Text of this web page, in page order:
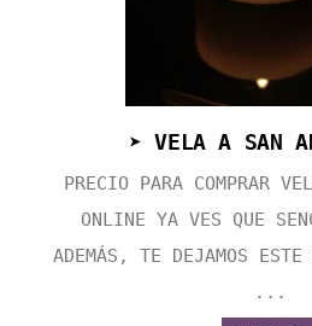
➤ VELA A SAN
PRECIO PARA COMPRAR
ONLINE YA VES QUE
ADEMÁS, TE DEJAMOS ESTE
...